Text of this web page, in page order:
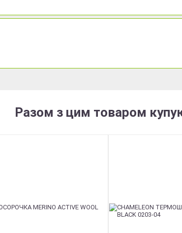
Разом з цим товаром